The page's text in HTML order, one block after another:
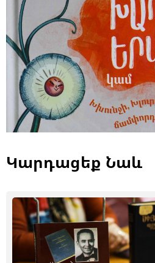
Կարդացեք Նաև